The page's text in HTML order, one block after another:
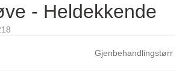
- Heldekkende
Gjenbehandlingstørr